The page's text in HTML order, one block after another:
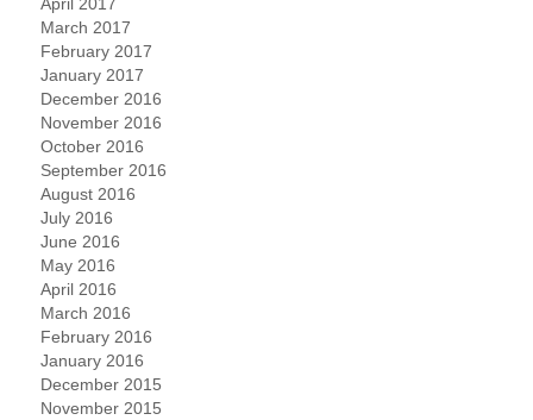
April 2017
March 2017
February 2017
January 2017
December 2016
November 2016
October 2016
September 2016
August 2016
July 2016
June 2016
May 2016
April 2016
March 2016
February 2016
January 2016
December 2015
November 2015